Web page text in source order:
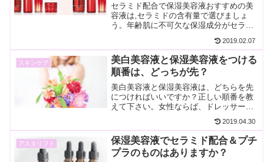
セラミド配合で保湿美容液おすすめの美
容液は,セラミドの含有量で選びましょ
う。年齢肌に不可欠な保湿成分がセラミ
ますので、お肌にいいセラミドに注意し
て化粧品を選びましょう。ほとんど効果
が実感できないセラミドも...
2019.02.07
スキンケア
美白美容液と保湿美容液をつける
順番は、どっちが先？
美白美容液と保湿美容液は、どちらを先
につければいいですか？正しい順番を教
えて下さい。女性ならば、ドレッサーの
ます。その美容液はどういう多種類の美
容液ですか？きちんと正しい順番でつけ
ていますか？美容液は、...
2019.04.30
アスタリフト
保湿美容液でセラミド配合＆プチ
プラのものはありますか？